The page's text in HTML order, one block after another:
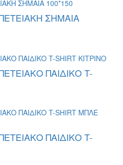
ΣΗΜΑΙΑ
ΠΑΙΔΙΚΟ T-
ΠΑΙΔΙΚΟ T-